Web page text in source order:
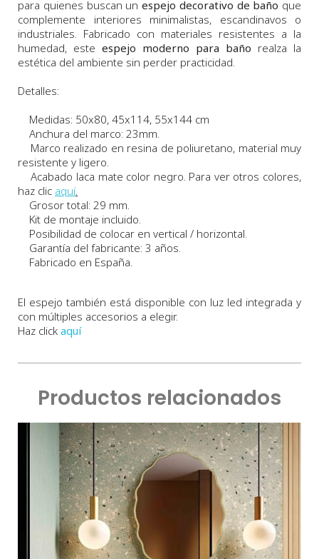
para quienes buscan un espejo decorativo de baño que
complemente interiores minimalistas, escandinavos o
industriales. Fabricado con materiales resistentes a la
humedad, este espejo moderno para baño realza la
estética del ambiente sin perder practicidad.
Detalles:
Medidas: 50x80, 45x114, 55x144 cm
Anchura del marco: 23mm.
Marco realizado en resina de poliuretano, material muy
resistente y ligero.
Acabado laca mate color negro. Para ver otros colores,
haz clic aquí.
Grosor total: 29 mm.
Kit de montaje incluido.
Posibilidad de colocar en vertical / horizontal.
Garantía del fabricante: 3 años.
Fabricado en España.
El espejo también está disponible con luz led integrada y
con múltiples accesorios a elegir.
Haz click aquí
Productos relacionados